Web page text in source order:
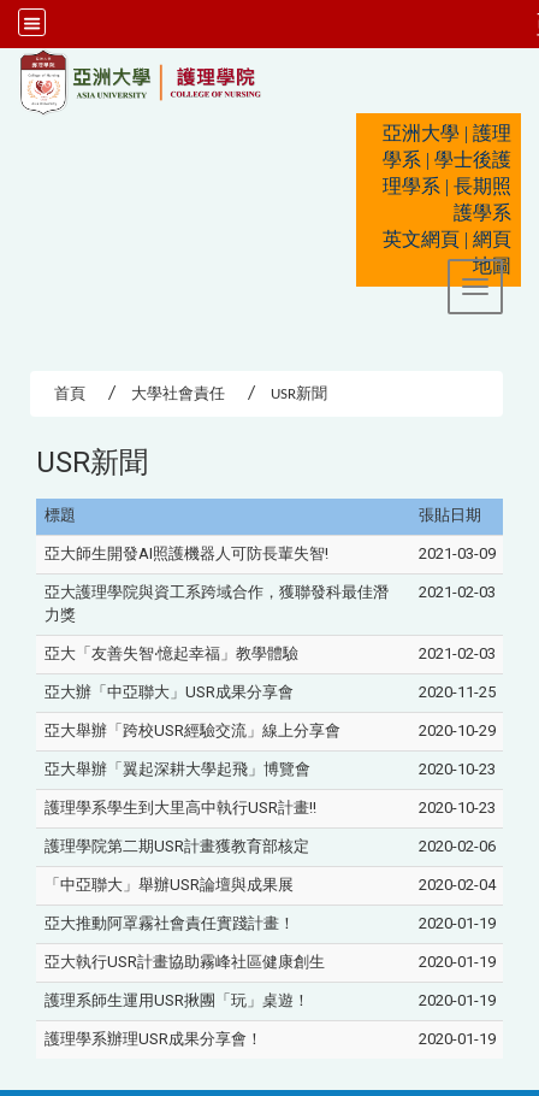
亞洲大學 | 護理
學系 | 學士後護
理學系 | 長期照
護學系
英文網頁 | 網頁
地圖
Toggle
首頁 大學社會責任 USR新聞
USR新聞
標題 張貼日期
亞大師生開發AI照護機器人可防長輩失智! 2021-03-09
亞大護理學院與資工系跨域合作，獲聯發科最佳潛
力獎
2021-02-03
亞大「友善失智‧憶起幸福」教學體驗 2021-02-03
亞大辦「中亞聯大」USR成果分享會 2020-11-25
亞大舉辦「跨校USR經驗交流」線上分享會 2020-10-29
亞大舉辦「翼起深耕大學起飛」博覽會 2020-10-23
護理學系學生到大里高中執行USR計畫!! 2020-10-23
護理學院第二期USR計畫獲教育部核定 2020-02-06
「中亞聯大」舉辦USR論壇與成果展 2020-02-04
亞大推動阿罩霧社會責任實踐計畫！ 2020-01-19
亞大執行USR計畫協助霧峰社區健康創生 2020-01-19
護理系師生運用USR揪團「玩」桌遊！ 2020-01-19
護理學系辦理USR成果分享會！ 2020-01-19